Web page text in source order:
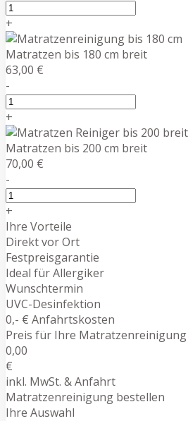
+
Matratzen bis 180 cm breit
63,00 €
-
+
Matratzen bis 200 cm breit
70,00 €
-
+
Ihre Vorteile
Direkt vor Ort
Festpreisgarantie
Ideal für Allergiker
Wunschtermin
UVC-Desinfektion
0,- € Anfahrtskosten
Preis für Ihre Matratzenreinigung
0,00
€
inkl. MwSt. & Anfahrt
Matratzenreinigung bestellen
Ihre Auswahl